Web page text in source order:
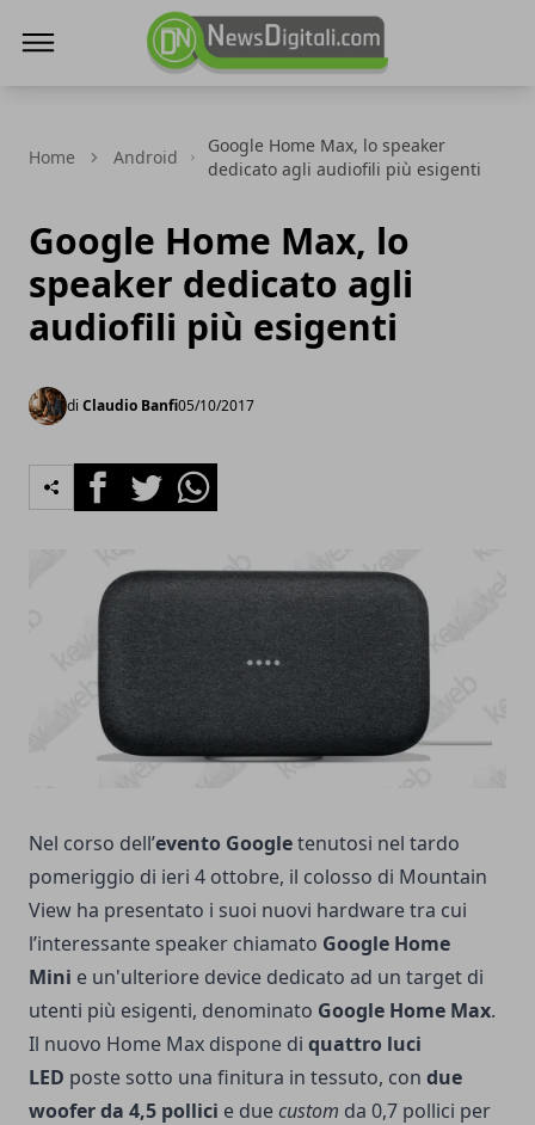
Home Android
Google Home Max, lo speaker
dedicato agli audiofili più esigenti
Google Home Max, lo
speaker dedicato agli
audiofili più esigenti
di Claudio Banfi05/10/2017
FacebookTwitterWhatsapp
Nel corso dell’evento Googletenutosi nel tardo
pomeriggio di ieri 4 ottobre, il colosso di Mountain
View ha presentato i suoi nuovi hardware tra cui
l’interessante speaker chiamato Google Home
Mini e un'ulteriore device dedicato ad un target di
utenti più esigenti, denominato Google Home Max.
Il nuovo Home Max dispone di quattro luci
LED poste sotto una finitura in tessuto, con due
woofer da 4,5 pollici e duecustom da 0,7 pollici per